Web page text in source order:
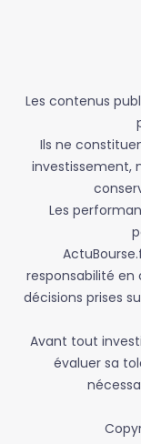
Les contenus
Ils ne
investissement,
Les
responsabilité
décisions prises
Avant tout
évaluer sa